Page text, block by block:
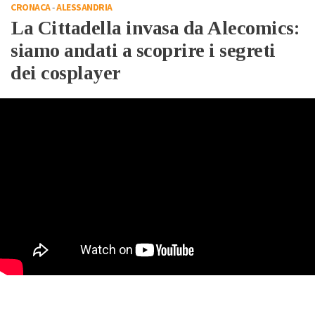
CRONACA-ALESSANDRIA
La Cittadella invasa da Alecomics:
siamo andati a scoprire i segreti
dei cosplayer